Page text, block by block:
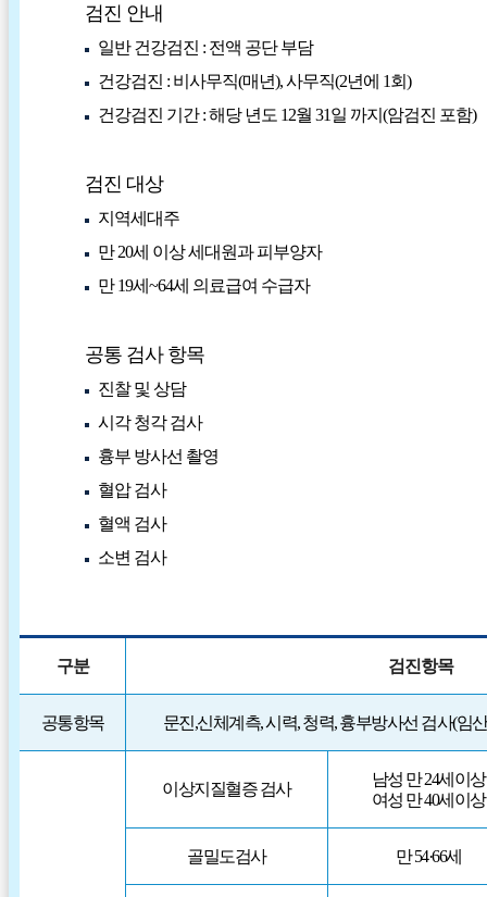
검진 안내
일반 건강검진 : 전액 공단 부담
건강검진 : 비사무직(매년), 사무직(2년에 1회)
건강검진 기간 : 해당 년도 12월 31일 까지(암검진 포함)
검진 대상
지역세대주
만 20세 이상 세대원과 피부양자
만 19세~64세 의료급여 수급자
공통 검사 항목
진찰 및 상담
시각 청각 검사
흉부 방사선 촬영
혈압 검사
혈액 검사
소변 검사
구분 검진항목
공통항목 문진,신체계측, 시력, 청력, 흉부방사선 검사(임
이상지질혈증 검사
남성 만 24세이상
여성 만 40세이상
골밀도검사 만 54·66세